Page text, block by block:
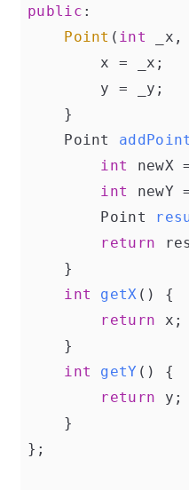
public :
Point ( int _x,
        x = _x;
        y = _y;
    }
Point
int
int
Point
return
    }
int
getX ()
{
return x;
    }
int
getY ()
{
return y;
    }
};